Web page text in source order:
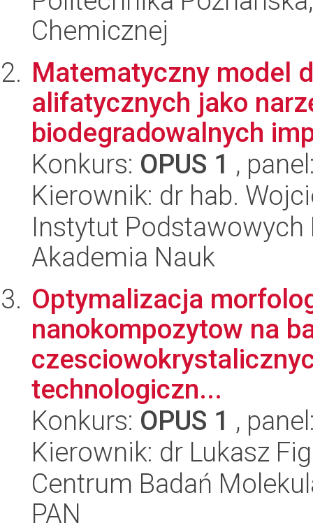
Chemicznej
Matematyczny model
alifatycznych jako
biodegradowalnych
Konkurs: OPUS 1 ,
Kierownik: dr hab.
Instytut
Akademia Nauk
Optymalizacja
nanokompozytow na
technologiczn...
Konkurs: OPUS 1 ,
Kierownik: dr Lukasz
Centrum Badań
PAN